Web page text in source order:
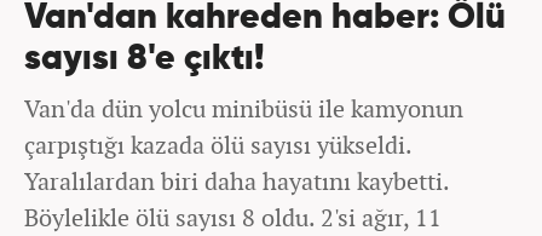
Van'dan kahreden haber: Ölü
sayısı 8'e çıktı!
Van'da dün yolcu minibüsü ile kamyonun
çarpıştığı kazada ölü sayısı yükseldi.
Yaralılardan biri daha hayatını kaybetti.
Böylelikle ölü sayısı 8 oldu. 2'si ağır, 11